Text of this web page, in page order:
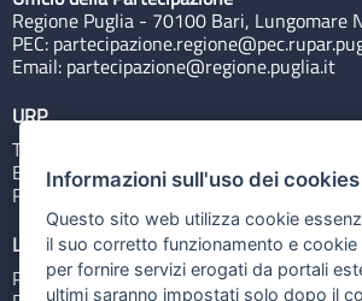
Regione Puglia - 70100 Bari, Lungomare
PEC:
Email: partecipazione@regione.puglia.it
URP
Tel: 800713939
Email:quiregione@regione.puglia.it
Rubrica
Link utili
Portale Istituzionale
Informazioni sull'uso dei cookies
Questo sito web utilizza cookie
il suo corretto funzionamento e
per fornire servizi erogati da portali
ultimi saranno impostati solo dopo il